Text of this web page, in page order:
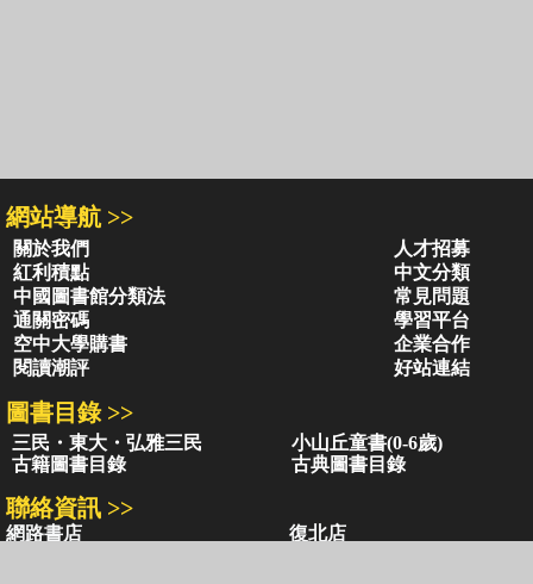
網站導航 >>
關於我們
人才招募
紅利積點
中文分類
中國圖書館分類法
常見問題
通關密碼
學習平台
空中大學購書
企業合作
閱讀潮評
好站連結
圖書目錄 >>
三民・東大・弘雅三民
小山丘童書(0-6歲)
古籍圖書目錄
古典圖書目錄
聯絡資訊 >>
網路書店 復北店